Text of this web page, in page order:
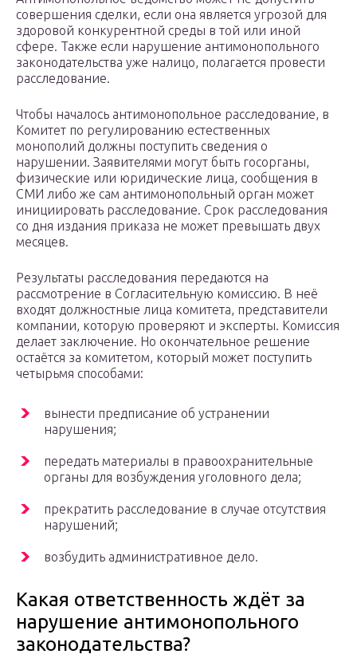
совершения сделки, если она является угрозой для
здоровой конкурентной среды в той или иной
сфере. Также если нарушение антимонопольного
законодательства уже налицо, полагается провести
расследование.
Чтобы началось антимонопольное расследование, в
Комитет по регулированию естественных
монополий должны поступить сведения о
нарушении. Заявителями могут быть госорганы,
физические или юридические лица, сообщения в
СМИ либо же сам антимонопольный орган может
инициировать расследование. Срок расследования
со дня издания приказа не может превышать двух
месяцев.
Результаты расследования передаются на
рассмотрение в Согласительную комиссию. В неё
входят должностные лица комитета, представители
компании, которую проверяют и эксперты. Комиссия
делает заключение. Но окончательное решение
остаётся за комитетом, который может поступить
четырьмя способами:
вынести предписание об устранении
нарушения;
передать материалы в правоохранительные
органы для возбуждения уголовного дела;
прекратить расследование в случае отсутствия
нарушений;
возбудить административное дело.
Какая ответственность ждёт за
нарушение антимонопольного
законодательства?